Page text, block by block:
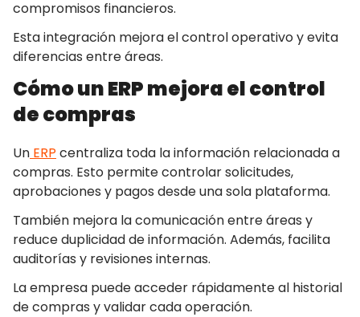
compromisos financieros.
Esta integración mejora el control operativo y evita
diferencias entre áreas.
Cómo un ERP mejora el control
de compras
Un ERP centraliza toda la información relacionada a
compras. Esto permite controlar solicitudes,
aprobaciones y pagos desde una sola plataforma.
También mejora la comunicación entre áreas y
reduce duplicidad de información. Además, facilita
auditorías y revisiones internas.
La empresa puede acceder rápidamente al historial
de compras y validar cada operación.